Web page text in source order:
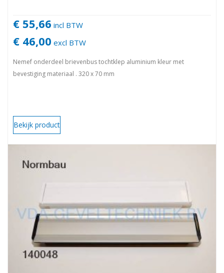
€ 55,66 incl BTW
€ 46,00 excl BTW
Nemef onderdeel brievenbus tochtklep aluminium kleur met
bevestiging materiaal . 320 x 70 mm
Bekijk product